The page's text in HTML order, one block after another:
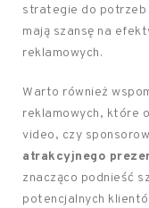
strategie do potrzeb
mają szansę na
reklamowych.
Warto również
reklamowych, które
video, czy
atrakcyjnego
znacząco podnieść
potencjalnych